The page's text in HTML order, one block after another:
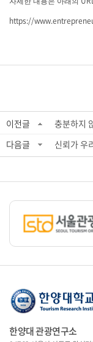
https://
이전글
충분하지
다음글
신뢰가 우
한양대 관광연구소